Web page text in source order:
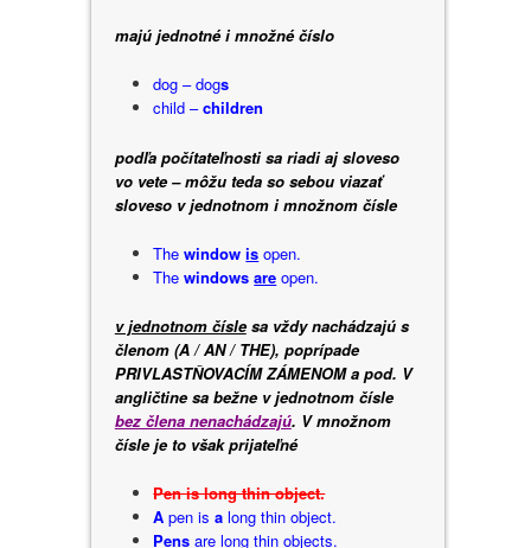
majú jednotné i množné číslo
dog – dogs
child –children
podľa počítateľnosti sa riadi aj sloveso
vo vete – môžu teda so sebou viazať
sloveso v jednotnom i množnom čísle
Thewindow is open.
Thewindowsare open.
v jednotnom číslesa vždy nachádzajú s
členom (A / AN / THE), poprípade
PRIVLASTŇOVACÍM ZÁMENOM a pod. V
angličtine sa bežne v jednotnom čísle
bez člena nenachádzajú. V množnom
čísle je to však prijateľné
Pen is long thin object.
A pen is a long thin object.
Pens are long thin objects.